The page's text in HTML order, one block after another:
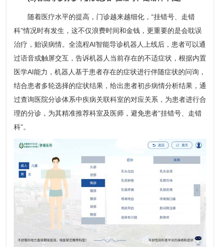
随着医疗水平的提高，门诊越来越细化，“挂错号、走错
科”情况时有发生，这不仅浪费时间和金钱，更重要的是会耽误
治疗，贻误病情。全流程AI智能导诊机器人上线后，患者可以通
过语音或触屏交互，告诉机器人当前存在的不适症状，根据内置
医学AI能力，机器人基于患者存在的症状进行伴随症状的问询，
结合患者多轮选择的症状结果，给出患者初步病情分析结果，通
过查询医院分诊体系中疾病关联科室的对应关系，为患者进行合
理的分诊，为其精准推荐科室及医师，避免患者“挂错号、走错
科”。